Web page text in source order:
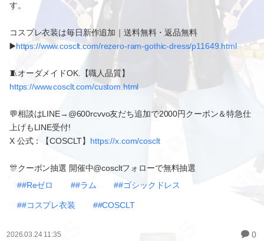
す。
コスプレ衣装は毎日新作追加｜送料無料・返品無料
▶️https://www.cosclt.com/rezero-ram-gothic-dress/p11649.html
🧵オーダメイドOK.【職人品質】
https://www.cosclt.com/custom.html
💬相談はLINE→@600rcvvo友だち追加で2000円クーポン＆特急仕
上げもLINE受付!
X 公式：【COSCLT】 https://x.com/cosclt
🎊クーポン抽選 開催中@coscltフォローで無料抽選
##Reゼロ
##ラム ##ゴシックドレス
##コスプレ衣装 ##COSCLT
2026.03.24 11:35 0